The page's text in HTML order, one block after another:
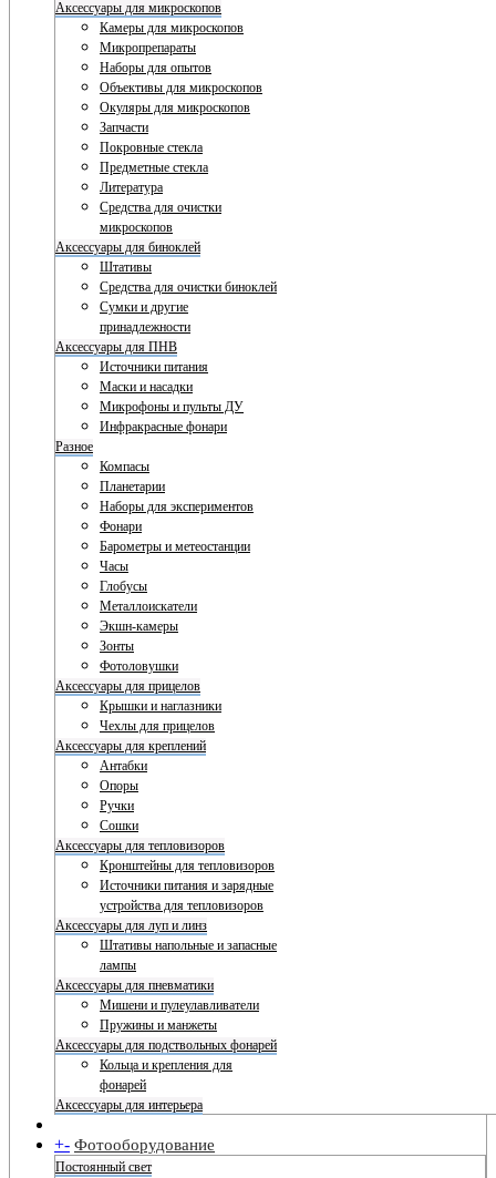
Аксессуары для микроскопов
Камеры для микроскопов
Микропрепараты
Наборы для опытов
Объективы для микроскопов
Окуляры для микроскопов
Запчасти
Покровные стекла
Предметные стекла
Литература
Средства для очистки
микроскопов
Аксессуары для биноклей
Штативы
Средства для очистки биноклей
Сумки и другие
принадлежности
Аксессуары для ПНВ
Источники питания
Маски и насадки
Микрофоны и пульты ДУ
Инфракрасные фонари
Разное
Компасы
Планетарии
Наборы для экспериментов
Фонари
Барометры и метеостанции
Часы
Глобусы
Металлоискатели
Экшн-камеры
Зонты
Фотоловушки
Аксессуары для прицелов
Крышки и наглазники
Чехлы для прицелов
Аксессуары для креплений
Антабки
Опоры
Ручки
Сошки
Аксессуары для тепловизоров
Кронштейны для тепловизоров
Источники питания и зарядные
устройства для тепловизоров
Аксессуары для луп и линз
Штативы напольные и запасные
лампы
Аксессуары для пневматики
Мишени и пулеулавливатели
Пружины и манжеты
Аксессуары для подствольных фонарей
Кольца и крепления для
фонарей
Аксессуары для интерьера
+- Фотооборудование
Постоянный свет